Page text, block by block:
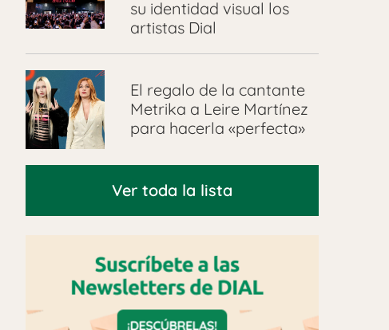
su identidad visual los
artistas Dial
El regalo de la cantante
Metrika a Leire Martínez
para hacerla «perfecta»
Ver toda la lista